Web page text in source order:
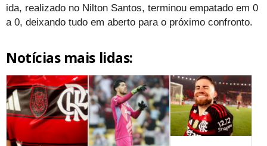
ida, realizado no Nilton Santos, terminou empatado em 0
a 0, deixando tudo em aberto para o próximo confronto.
Notícias mais lidas: